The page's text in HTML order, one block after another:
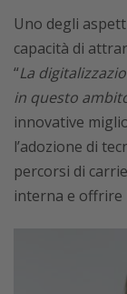
Uno degli
capacità di
“La
in questo
innovative
l’adozione di
percorsi di
interna e offrire